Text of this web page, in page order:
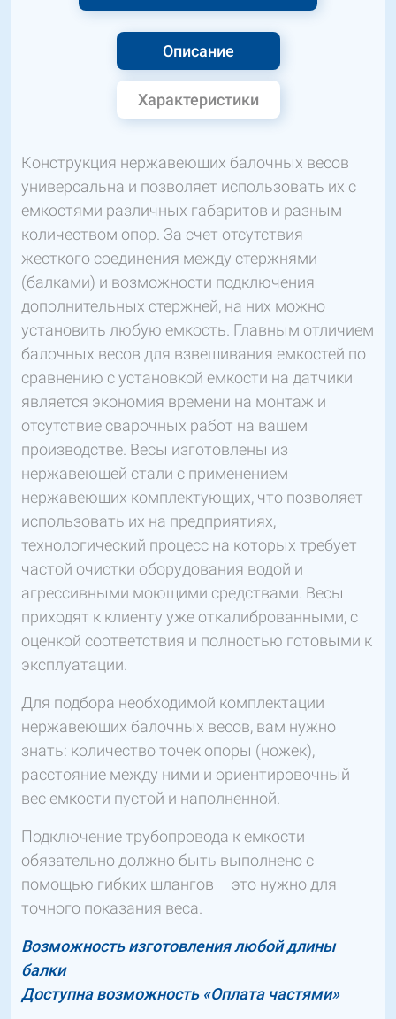
Описание
Характеристики
Конструкция нержавеющих балочных весов
универсальна и позволяет использовать их с
емкостями различных габаритов и разным
количеством опор. За счет отсутствия
жесткого соединения между стержнями
(балками) и возможности подключения
дополнительных стержней, на них можно
установить любую емкость. Главным отличием
балочных весов для взвешивания емкостей по
сравнению с установкой емкости на датчики
является экономия времени на монтаж и
отсутствие сварочных работ на вашем
производстве. Весы изготовлены из
нержавеющей стали с применением
нержавеющих комплектующих, что позволяет
использовать их на предприятиях,
технологический процесс на которых требует
частой очистки оборудования водой и
агрессивными моющими средствами. Весы
приходят к клиенту уже откалиброванными, с
оценкой соответствия и полностью готовыми к
эксплуатации.
Для подбора необходимой комплектации
нержавеющих балочных весов, вам нужно
знать: количество точек опоры (ножек),
расстояние между ними и ориентировочный
вес емкости пустой и наполненной.
Подключение трубопровода к емкости
обязательно должно быть выполнено с
помощью гибких шлангов – это нужно для
точного показания веса.
Возможность изготовления любой длины
балки
Доступна возможность «Оплата частями»